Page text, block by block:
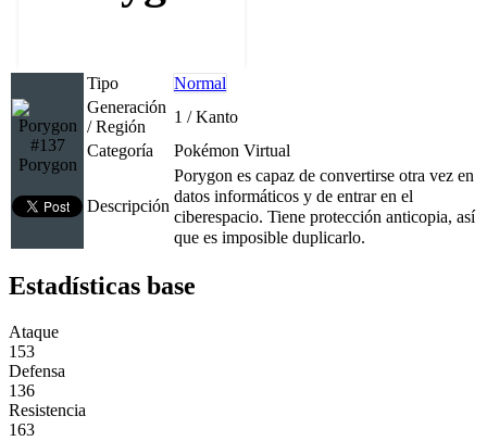
#137
Porygon
Tipo
Normal
Generación
/ Región
1 / Kanto
Categoría
Pokémon Virtual
Descripción
Porygon es capaz de convertirse otra vez en
datos informáticos y de entrar en el
ciberespacio. Tiene protección anticopia, así
que es imposible duplicarlo.
Estadísticas base
Ataque
153
Defensa
136
Resistencia
163